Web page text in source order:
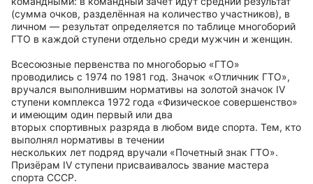
(сумма очков, разделённая на количество участников), в
личном — результат определяется по таблице многоборий
ГТО в каждой ступени отдельно среди мужчин и женщин.
Всесоюзные первенства по многоборью «ГТО»
проводились с 1974 по 1981 год. Значок «Отличник ГТО»,
вручался выполнившим нормативы на золотой значок IV
ступени комплекса 1972 года «Физическое совершенство»
и имеющим один первый или два
вторых спортивных разряда в любом виде спорта. Тем, кто
выполнял нормативы в течении
нескольких лет подряд вручали «Почетный знак ГТО».
Призёрам IV ступени присваивалось звание мастера
спорта СССР.